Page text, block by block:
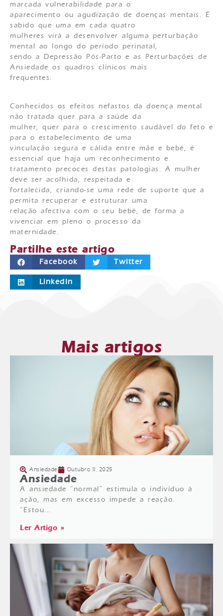
marcada vulnerabilidade para o
aparecimento ou agudização de doenças mentais. É
sabido que uma em cada quatro
mulheres virá a desenvolver alguma perturbação
mental ao longo do período perinatal,
sendo a Depressão Pós-Parto e as Perturbações de
Ansiedade os quadros clínicos mais
frequentes.
Conhecidos os efeitos nefastos da doença mental
não tratada quer para a saúde da
mulher, quer para o crescimento saudável do feto e
para o estabelecimento de uma
vinculação segura e cálida entre mãe e bebé, é
essencial que haja um reconhecimento e
tratamento precoces destas patologias. A mulher
deve ser acolhida, respeitada e
fortalecida, criando-se uma rede de suporte que a
permita recuperar e estruturar uma
relação afectiva com o seu bebé, de forma a
vivenciar em pleno o processo da
maternidade.
Partilhe este artigo
Facebook Twitter
LinkedIn
Mais artigos
Ansiedade Outubro 11, 2025
Ansiedade
A ansiedade “normal” estimula o indivíduo à
ação, mas em excesso impede a reação.
“Estou...
Ler Artigo »